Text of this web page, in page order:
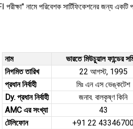
নামে পরিবেশক সার্টিফিকেশনের জন্য
নাম
ভারতে মিউচুয়াল ফান্ডের
নিগমিত তারিখ
22 আগস্ট, 1995
প্রধান নির্বাহী
মিঃ এন এস ভেঙ্কটেশ
Dy. প্রধান নির্বাহী
জনাব. বালকৃষ্ণ কিনি
AMC এর সংখ্যা
43
টেলিফোন
+91 22